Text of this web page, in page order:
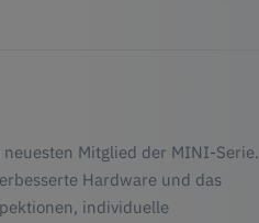
Mitglied der MINI-Serie.
Hardware und das
individuelle